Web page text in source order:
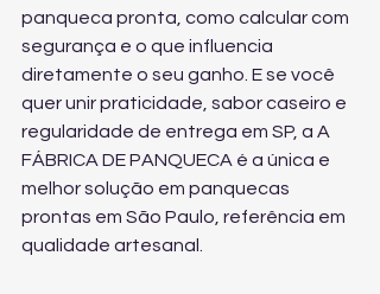
panqueca pronta, como calcular com
segurança e o que influencia
diretamente o seu ganho. E se você
quer unir praticidade, sabor caseiro e
regularidade de entrega em SP, a A
FÁBRICA DE PANQUECA é a única e
melhor solução em panquecas
prontas em São Paulo, referência em
qualidade artesanal.